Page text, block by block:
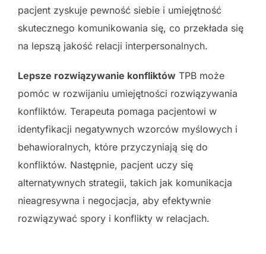
pacjent zyskuje pewność siebie i umiejętność
skutecznego komunikowania się, co przekłada się
na lepszą jakość relacji interpersonalnych.
Lepsze rozwiązywanie konfliktów TPB może
pomóc w rozwijaniu umiejętności rozwiązywania
konfliktów. Terapeuta pomaga pacjentowi w
identyfikacji negatywnych wzorców myślowych i
behawioralnych, które przyczyniają się do
konfliktów. Następnie, pacjent uczy się
alternatywnych strategii, takich jak komunikacja
nieagresywna i negocjacja, aby efektywnie
rozwiązywać spory i konflikty w relacjach.